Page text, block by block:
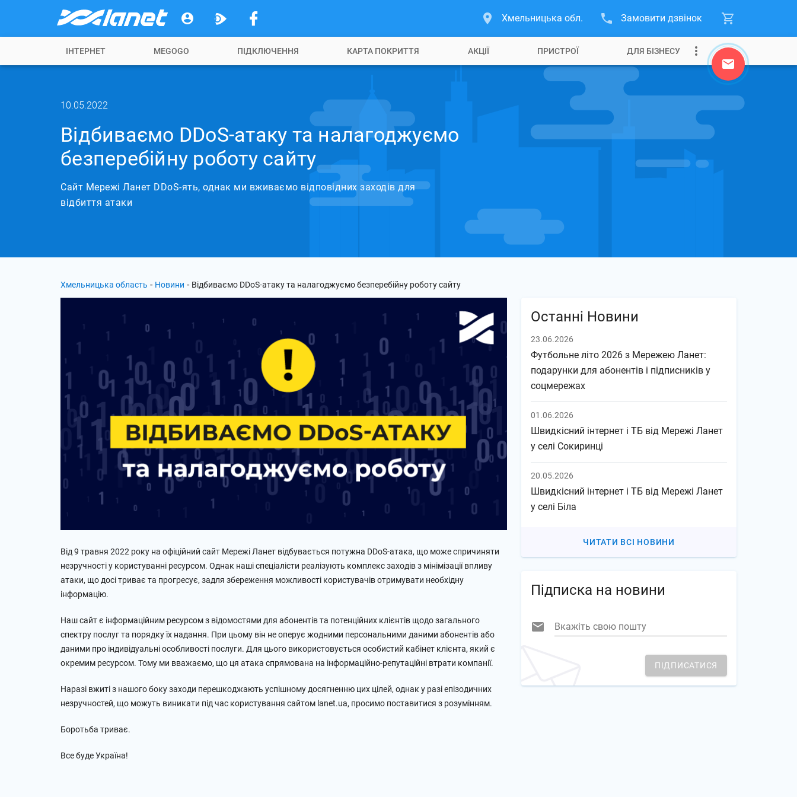
Хмельницька обл. Замовити дзвінок
ІНТЕРНЕТ MEGOGO ПІДКЛЮЧЕННЯ КАРТА ПОКРИТТЯ АКЦІЇ ПРИСТРОЇ ДЛЯ БІЗНЕСУ
10.05.2022
Відбиваємо DDoS-атаку та налагоджуємо
безперебійну роботу сайту
Сайт Мережі Ланет DDoS-ять, однак ми вживаємо відповідних заходів для
відбиття атаки
Хмельницька область - Новини - Відбиваємо DDoS-атаку та налагоджуємо безперебійну роботу сайту
Від 9 травня 2022 року на офіційний сайт Мережі Ланет відбувається потужна DDoS-атака, що може спричиняти
незручності у користуванні ресурсом. Однак наші спеціалісти реалізують комплекс заходів з мінімізації впливу
атаки, що досі триває та прогресує, задля збереження можливості користувачів отримувати необхідну
інформацію.
Наш сайт є інформаційним ресурсом з відомостями для абонентів та потенційних клієнтів щодо загального
спектру послуг та порядку їх надання. При цьому він не оперує жодними персональними даними абонентів або
даними про індивідуальні особливості послуги. Для цього використовується особистий кабінет клієнта, який є
окремим ресурсом. Тому ми вважаємо, що ця атака спрямована на інформаційно-репутаційні втрати компанії.
Наразі вжиті з нашого боку заходи перешкоджають успішному досягненню цих цілей, однак у разі епізодичних
незручностей, що можуть виникати під час користування сайтом lanet.ua, просимо поставитися з розумінням.
Боротьба триває.
Все буде Україна!
Останні Новини
23.06.2026
Футбольне літо 2026 з Мережею Ланет:
подарунки для абонентів і підписників у
соцмережах
01.06.2026
Швидкісний інтернет і ТБ від Мережі Ланет
у селі Сокиринці
20.05.2026
Швидкісний інтернет і ТБ від Мережі Ланет
у селі Біла
ЧИТАТИ ВСІ НОВИНИ
Підписка на новини
Вкажіть свою пошту
ПІДПИСАТИСЯ